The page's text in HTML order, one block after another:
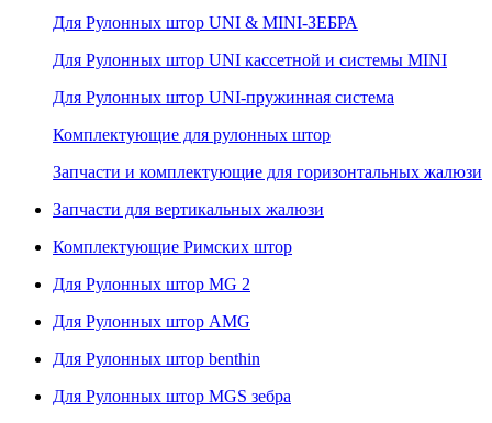
Для Рулонных штор UNI & MINI-ЗЕБРА
Для Рулонных штор UNI кассетной и системы MINI
Для Рулонных штор UNI-пружинная система
Комплектующие для рулонных штор
Запчасти и комплектующие для горизонтальных жалюзи
Запчасти для вертикальных жалюзи
Комплектующие Римских штор
Для Рулонных штор MG 2
Для Рулонных штор AMG
Для Рулонных штор benthin
Для Рулонных штор MGS зебра